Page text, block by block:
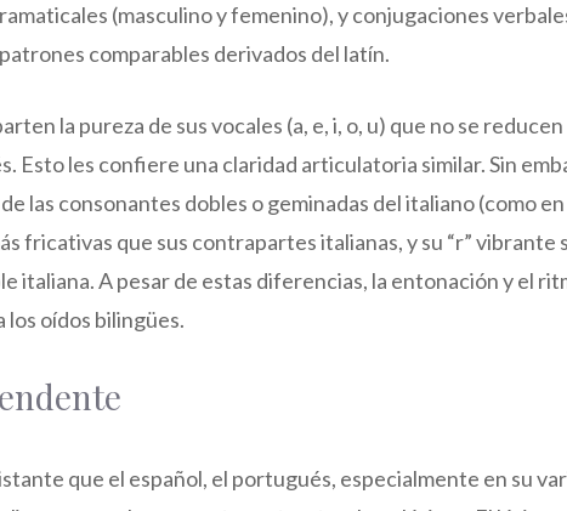
(masculino y femenino), y conjugaciones
comparables derivados del latín.
la pureza de sus vocales (a, e, i, o, u) que no se reducen
Esto les confiere una claridad articulatoria similar. Sin
las consonantes dobles o geminadas del italiano (como en
fricativas que sus contrapartes italianas, y su “r” vibrante
italiana. A pesar de estas diferencias, la entonación y el
oídos bilingües.
que el español, el portugués, especialmente en su